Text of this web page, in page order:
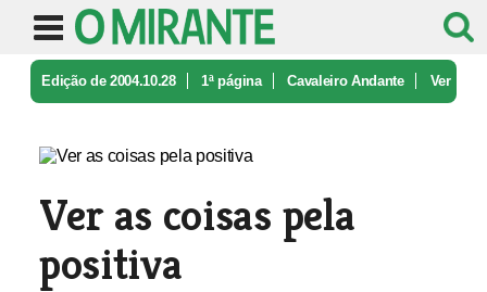
Edição de 2004.10.28 1ª página Cavaleiro Andante Ver
Ver as coisas pela
positiva